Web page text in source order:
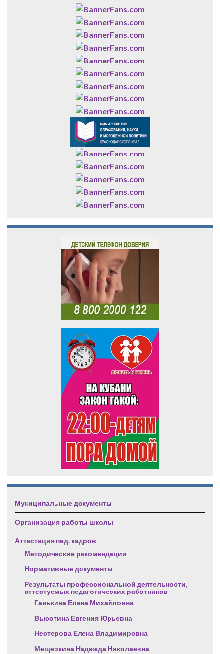
Муниципальные документы
Организация работы школы
Аттестация пед. кадров
Методические рекомендации
Нормативные документы
Результаты профессиональной деятельности,
аттестуемых педагогических работников
Ганькина Елена Михайловна
Высотина Евгения Юрьевна
Нестерова Елена Владимировна
Мещеркина Надежда Николаевна